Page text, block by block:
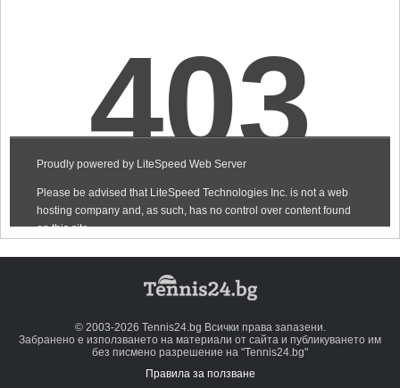
© 2003-2026 Tennis24.bg Всички права запазени.
Забранено е използването на материали от сайта и публикуването им
без писмено разрешение на "Tennis24.bg"
Правила за ползване